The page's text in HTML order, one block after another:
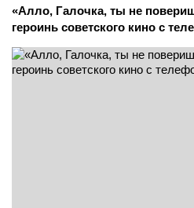
«Алло, Галочка, ты не
героинь советского кино с